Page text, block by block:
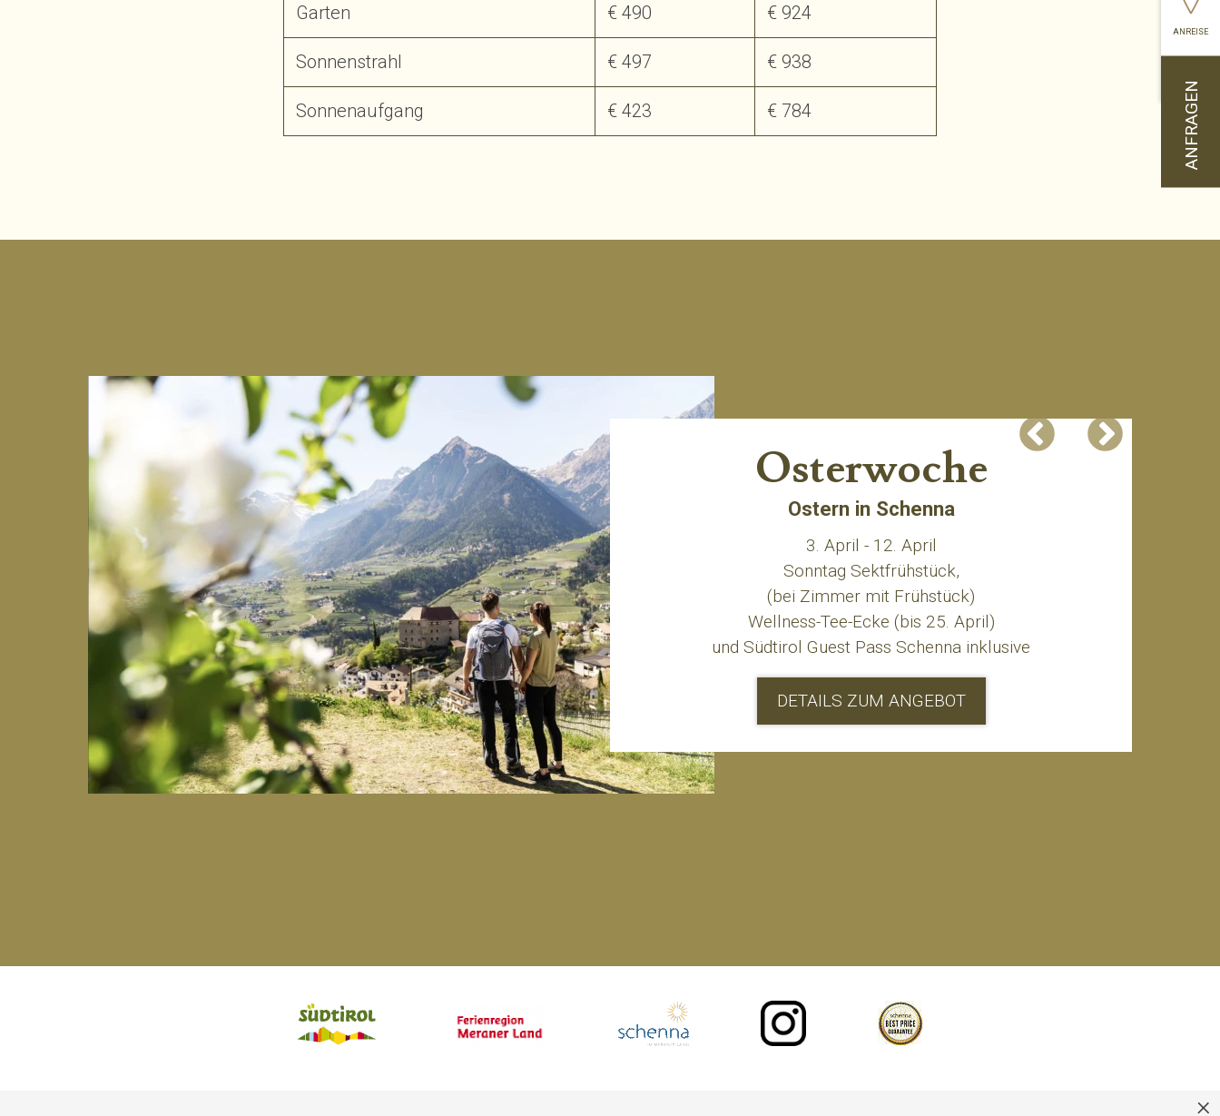
ANREISE
ANFRAGEN
Garten € 490 € 924
Sonnenstrahl € 497 € 938
Sonnenaufgang € 423 € 784
Osterwoche
Ostern in Schenna
3. April - 12. April
Sonntag Sektfrühstück,
(bei Zimmer mit Frühstück)
Wellness-Tee-Ecke (bis 25. April)
und Südtirol Guest Pass Schenna inklusive
DETAILS ZUM ANGEBOT